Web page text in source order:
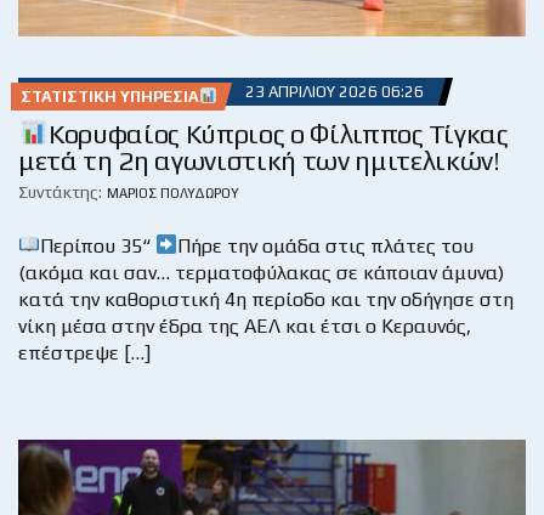
ΣΤΑΤΙΣΤΙΚΉ ΥΠΗΡΕΣΊΑ 23 ΑΠΡΙΛΊΟΥ 2026 06:26
Κορυφαίος Κύπριος ο Φίλιππος Τίγκας
μετά τη 2η αγωνιστική των ημιτελικών!
Συντάκτης: ΜΆΡΙΟΣ ΠΟΛΥΔΏΡΟΥ
Περίπου 35“
Πήρε την ομάδα στις πλάτες του
(ακόμα και σαν… τερματοφύλακας σε κάποιαν άμυνα)
κατά την καθοριστική 4η περίοδο και την οδήγησε στη
νίκη μέσα στην έδρα της ΑΕΛ και έτσι ο Κεραυνός,
επέστρεψε […]